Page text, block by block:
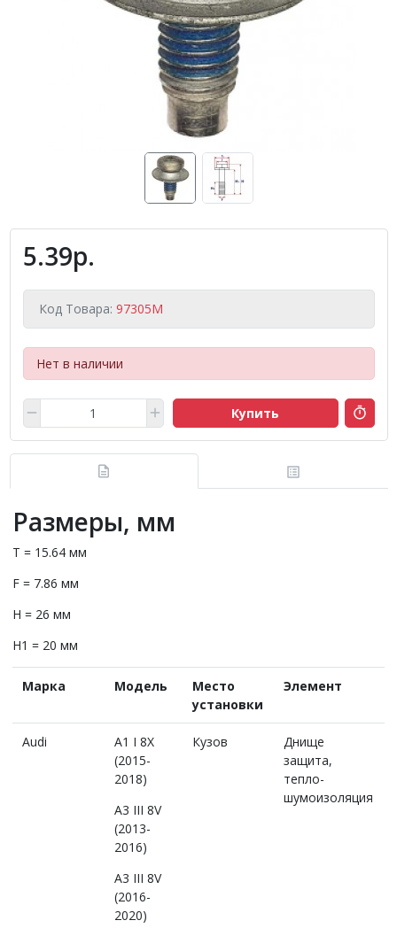
5.39р.
Код Товара: 97305M
Нет в наличии
Купить
Размеры, мм
T = 15.64 мм
F = 7.86 мм
H = 26 мм
H1 = 20 мм
Марка Модель
Место
установки
Элемент
Audi
A1 I 8X
(2015-
2018)
A3 III 8V
(2013-
2016)
A3 III 8V
(2016-
2020)
Кузов
Днище
защита,
тепло-
шумоизоляция